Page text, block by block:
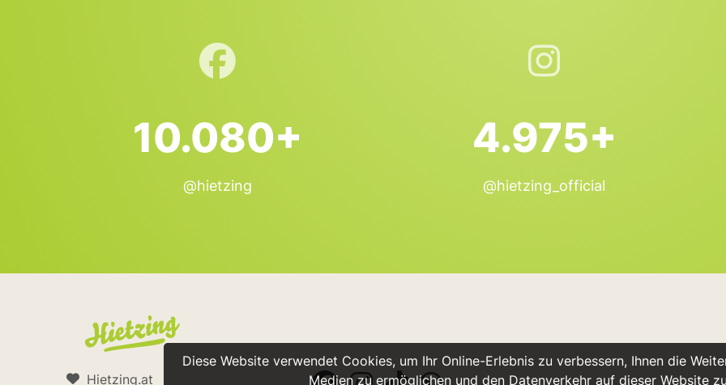
Diese Website verwendet Cookies, um Ihr Online-Erlebnis zu verbessern, Ihnen die
Medien zu ermöglichen und den Datenverkehr auf dieser Website
10.080+
@hietzing
4.975+
@hietzing_official
Hietzing.at